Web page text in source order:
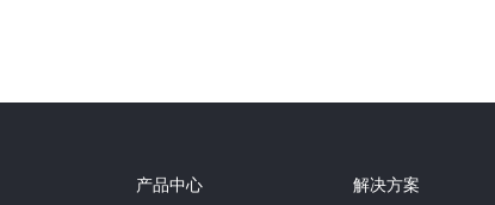
产品中心
解决方案